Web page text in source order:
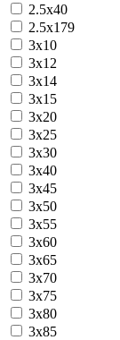
2.5х40
2.5х179
3х10
3х12
3х14
3х15
3х20
3х25
3х30
3х40
3х45
3х50
3х55
3х60
3х65
3х70
3х75
3х80
3х85